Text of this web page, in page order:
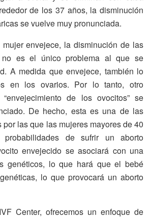
de los 37 años, la disminución
se vuelve muy pronunciada.
envejece, la disminución de las
no es el único problema al que se
A medida que envejece, también lo
en los ovarios. Por lo tanto, otro
de los ovocitos” se
De hecho, esta es una de las
las que las mujeres mayores de 40
de sufrir un aborto
envejecido se asociará con una
genéticos, lo que hará que el bebé
lo que provocará un aborto
Center, ofrecemos un enfoque de